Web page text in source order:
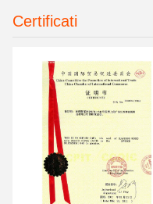
Certificati